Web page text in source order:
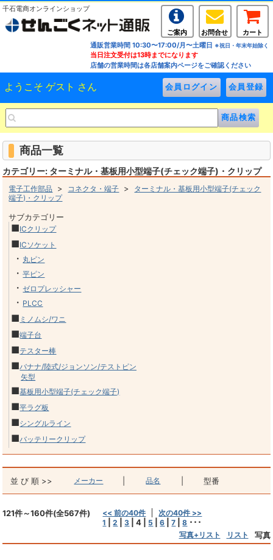
千石電商オンラインショップ
ご案内 お問合せ
カート
通販営業時間 10:30〜17:00/月〜土曜日 ※祝日・年末年始除く
当日注文受付は13時までになります
店舗の営業時間は各店舗案内ページをご確認ください
ようこそ ゲスト さん
商品一覧
カテゴリー: ターミナル・基板用小型端子(チェック端子)・クリップ
電子工作部品 > コネクタ・端子 > ターミナル・基板用小型端子(チェック
端子)・クリップ
サブカテゴリー
■ICクリップ
■ICソケット
・ 丸ピン
・平ピン
・ゼロプレッシャー
・ PLCC
■ ミノムシ/ワニ
■端子台
■テスター棒
■バナナ/陸式/ジョンソン/テストピン/
矢型
■基板用小型端子(チェック端子)
■平ラグ板
■シングルライン
■バッテリークリップ
並 び 順 >> メーカー 品名 型番
121件～160件(全567件) << 前の40件
次の40件 >>
1
|2 |3 |4 5 |6 |7 |8 ･･･
写真+リスト リスト 写真